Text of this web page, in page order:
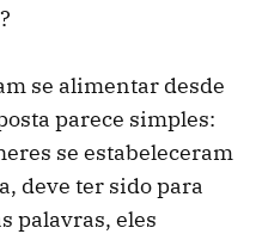
se alimentar desde
parece simples:
se estabeleceram
deve ter sido para
palavras, eles